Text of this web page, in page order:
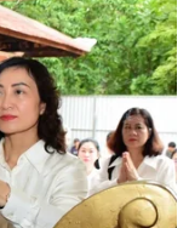
để vận
sở hữu trí tuệ
khởi tố vụ án
để vận chuyển